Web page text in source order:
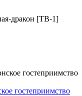
дракон [ТВ-1]
гостеприимство